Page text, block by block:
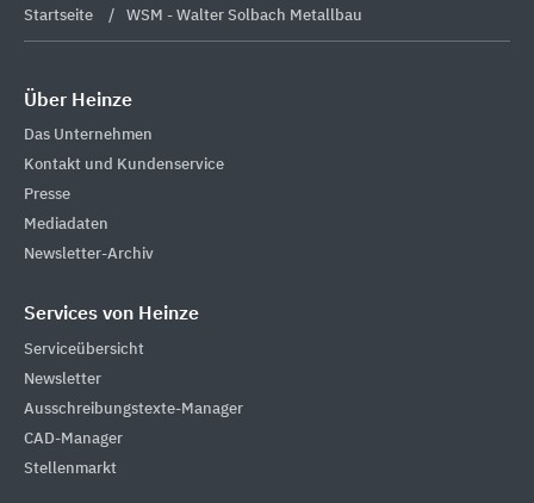
Startseite WSM - Walter Solbach Metallbau
Über Heinze
Das Unternehmen
Kontakt und Kundenservice
Presse
Mediadaten
Newsletter-Archiv
Services von Heinze
Serviceübersicht
Newsletter
Ausschreibungstexte-Manager
CAD-Manager
Stellenmarkt